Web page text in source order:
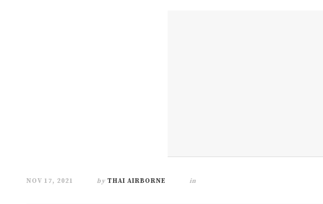
NOV 17, 2021 by THAI AIRBORNE in